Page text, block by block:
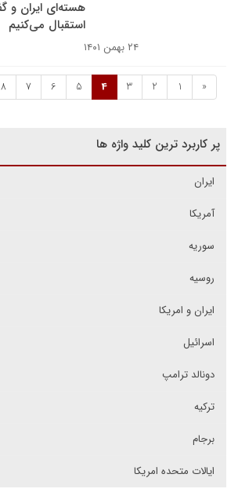
هسته‌ای ایران و
استقبال می‌کنیم
۲۴ بهمن ۱۴۰۱
«
1
2
3
4
5
6
7
8
پر کاربرد ترین کلید واژه ها
ایران
آمریکا
سوریه
روسیه
ایران و امریکا
اسرائیل
دونالد ترامپ
ترکیه
برجام
ایالات متحده امریکا